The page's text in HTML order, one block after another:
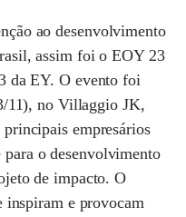
ao desenvolvimento
assim foi o EOY 23
da EY. O evento foi
11), no Villaggio JK,
principais empresários
o desenvolvimento
de impacto. O
inspiram e provocam